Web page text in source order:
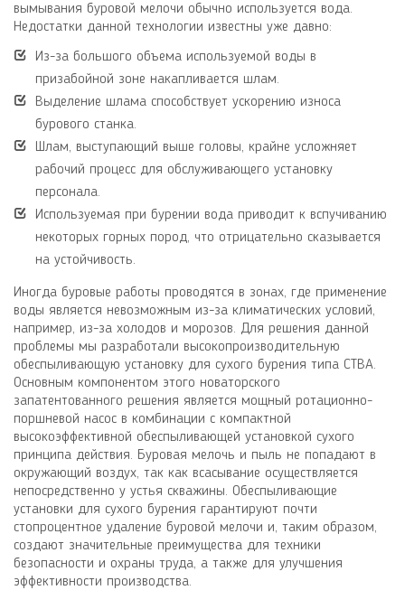
вымывания буровой мелочи обычно используется вода.
Недостатки данной технологии известны уже давно:
Из-за большого объема используемой воды в
призабойной зоне накапливается шлам.
Выделение шлама способствует ускорению износа
бурового станка.
Шлам, выступающий выше головы, крайне усложняет
рабочий процесс для обслуживающего установку
персонала.
Используемая при бурении вода приводит к вспучиванию
некоторых горных пород, что отрицательно сказывается
на устойчивость.
Иногда буровые работы проводятся в зонах, где применение
воды является невозможным из-за климатических условий,
например, из-за холодов и морозов. Для решения данной
проблемы мы разработали высокопроизводительную
обеспыливающую установку для сухого бурения типа CTBA.
Основным компонентом этого новаторского
запатентованного решения является мощный ротационно-
поршневой насос в комбинации с компактной
высокоэффективной обеспыливающей установкой сухого
принципа действия. Буровая мелочь и пыль не попадают в
окружающий воздух, так как всасывание осуществляется
непосредственно у устья скважины. Обеспыливающие
установки для сухого бурения гарантируют почти
стопроцентное удаление буровой мелочи и, таким образом,
создают значительные преимущества для техники
безопасности и охраны труда, а также для улучшения
эффективности производства.